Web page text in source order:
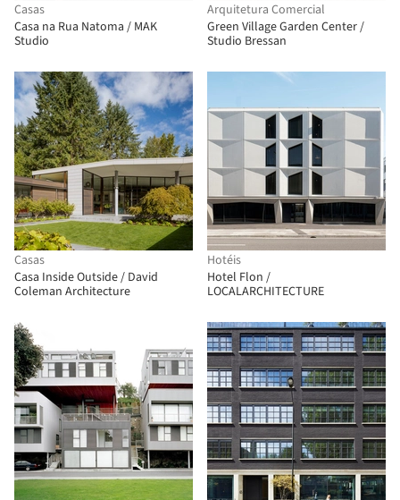
Casas
Casa na Rua Natoma / MAK
Studio
Arquitetura Comercial
Green Village Garden Center /
Studio Bressan
Casas
Casa Inside Outside / David
Coleman Architecture
Hotéis
Hotel Flon /
LOCALARCHITECTURE